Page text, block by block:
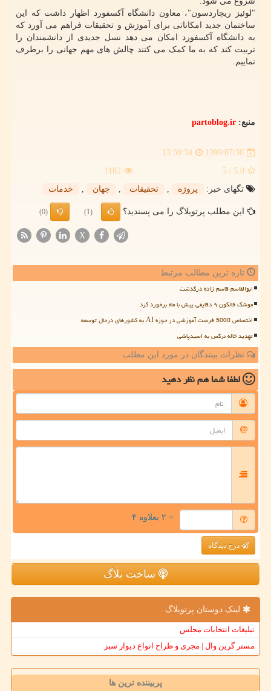
"لوئیز ریچاردسون"، معاون دانشگاه آکسفورد اظهار داشت که این
ساختمان جدید امکاناتی برای آموزش و تحقیقات فراهم می آورد که
به دانشگاه آکسفورد امکان می دهد نسل جدیدی از دانشمندان را
تربیت کند که به ما کمک می کنند چالش های مهم جهانی را برطرف
نماییم.
منبع: partoblog.ir
1399/07/30
13:30:34
5.0
/ 5
1182
تگهای خبر:
پروژه , تحقیقات , جهان , خدمات
این مطلب پرتوبلاگ را می پسندید؟ (1)
(0)
X
تازه ترین مطالب مرتبط
ابوالقاسم قاسم زاده درگذشت
موشک فالکون ۹ دقایقی پیش با ماه برخورد کرد
اختصاص 5000 فرصت آموزشی در حوزه AI به کشورهای درحال توسعه
تهدید خاله نرگس به اسیدپاشی
نظرات بینندگان در مورد این مطلب
لطفا شما همنظر دهید
= ۲ بعلاوه ۴
درج دیدگاه
ساخت بلاگ
لینک دوستان پرتوبلاگ
تبلیغات انتخابات مجلس
مستر گرین وال | مجری و طراح انواع دیوار سبز
پربیننده ترین ها